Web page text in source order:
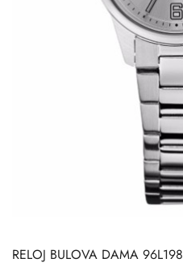
RELOJ BULOVA DAMA 96L198